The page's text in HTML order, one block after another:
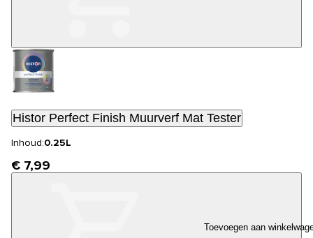
Histor Perfect Finish Muurverf Mat Tester
Inhoud:0.25L
€ 7,99
Toevoegen aan